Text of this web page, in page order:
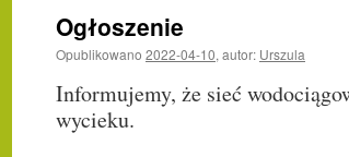
Ogłoszenie
Opublikowano 2022-04-10, autor: Urszula
Informujemy, że sieć
wycieku.